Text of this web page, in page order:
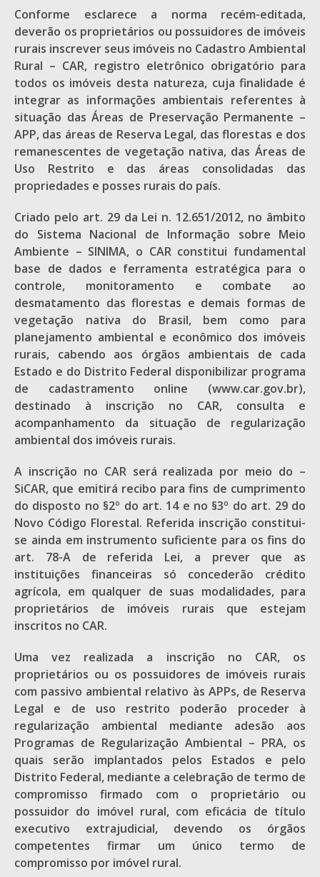
Conforme esclarece a norma recém-editada,
deverão os proprietários ou possuidores de imóveis
rurais inscrever seus imóveis no Cadastro Ambiental
Rural – CAR, registro eletrônico obrigatório para
todos os imóveis desta natureza, cuja finalidade é
integrar as informações ambientais referentes à
situação das Áreas de Preservação Permanente –
APP, das áreas de Reserva Legal, das florestas e dos
remanescentes de vegetação nativa, das Áreas de
Uso Restrito e das áreas consolidadas das
propriedades e posses rurais do país.
Criado pelo art. 29 da Lei n. 12.651/2012, no âmbito
do Sistema Nacional de Informação sobre Meio
Ambiente – SINIMA, o CAR constitui fundamental
base de dados e ferramenta estratégica para o
controle, monitoramento e combate ao
desmatamento das florestas e demais formas de
vegetação nativa do Brasil, bem como para
planejamento ambiental e econômico dos imóveis
rurais, cabendo aos órgãos ambientais de cada
Estado e do Distrito Federal disponibilizar programa
de cadastramento online (www.car.gov.br),
destinado à inscrição no CAR, consulta e
acompanhamento da situação de regularização
ambiental dos imóveis rurais.
A inscrição no CAR será realizada por meio do –
SiCAR, que emitirá recibo para fins de cumprimento
do disposto no §2º do art. 14 e no §3º do art. 29 do
Novo Código Florestal. Referida inscrição constitui-
se ainda em instrumento suficiente para os fins do
art. 78-A de referida Lei, a prever que as
instituições financeiras só concederão crédito
agrícola, em qualquer de suas modalidades, para
proprietários de imóveis rurais que estejam
inscritos no CAR.
Uma vez realizada a inscrição no CAR, os
proprietários ou os possuidores de imóveis rurais
com passivo ambiental relativo às APPs, de Reserva
Legal e de uso restrito poderão proceder à
regularização ambiental mediante adesão aos
Programas de Regularização Ambiental – PRA, os
quais serão implantados pelos Estados e pelo
Distrito Federal, mediante a celebração de termo de
compromisso firmado com o proprietário ou
possuidor do imóvel rural, com eficácia de título
executivo extrajudicial, devendo os órgãos
competentes firmar um único termo de
compromisso por imóvel rural.